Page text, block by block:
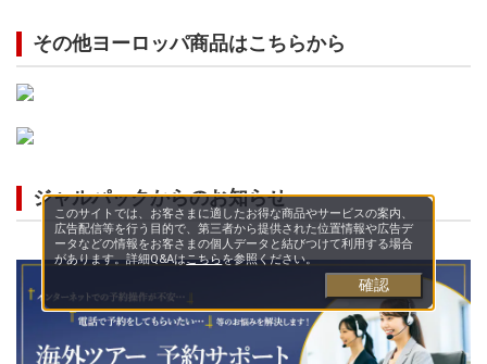
その他ヨーロッパ商品はこちらから
ジャルパックからのお知らせ
このサイトでは、お客さまに適したお得な商品やサービスの案内、
広告配信等を行う目的で、第三者から提供された位置情報や広告デ
ータなどの情報をお客さまの個人データと結びつけて利用する場合
があります。詳細Q&Aはこちらを参照ください。
確認